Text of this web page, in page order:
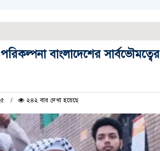
পরিকল্পনা বাংলাদেশের
২৪২ বার দেখা হয়েছে